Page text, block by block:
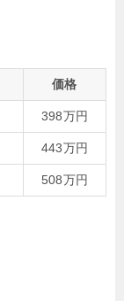
価格
398万円
443万円
508万円